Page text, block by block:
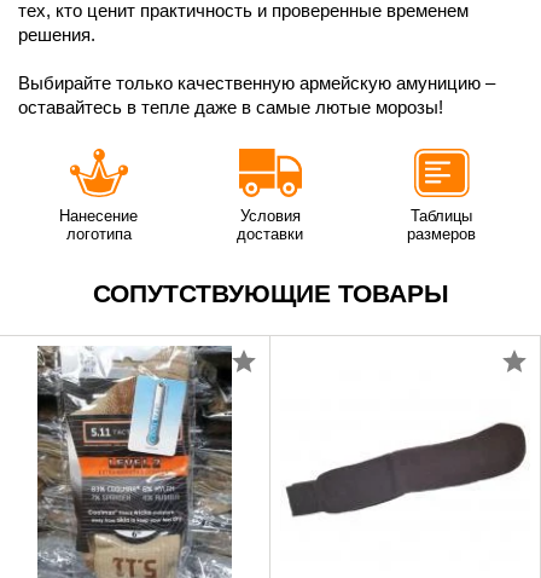
тех, кто ценит практичность и проверенные временем
решения.
Выбирайте только качественную армейскую амуницию –
оставайтесь в тепле даже в самые лютые морозы!
Нанесение
логотипа
Условия
доставки
Таблицы
размеров
СОПУТСТВУЮЩИЕ ТОВАРЫ